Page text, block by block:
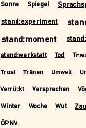
Sonne Spiegel
stand:experiment
stand:moment
stand:werkstatt Tod
Trost Tränen Umwelt
Verrückt Versprechen
Winter Woche Wut
ÖPNV